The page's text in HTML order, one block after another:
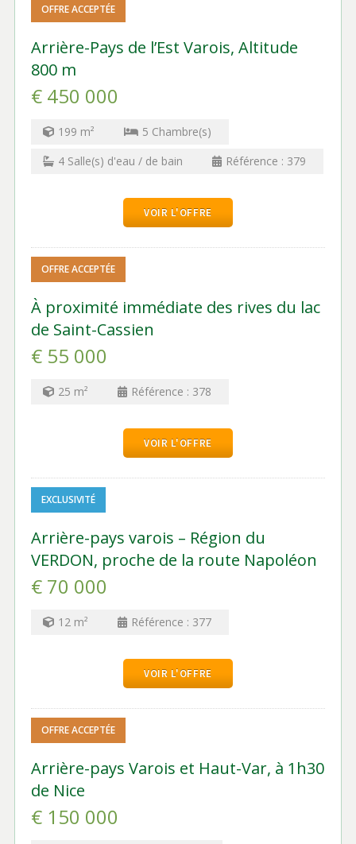
OFFRE ACCEPTÉE
Arrière-Pays de l’Est Varois, Altitude
800 m
€ 450 000
199 m² 5 Chambre(s)
4 Salle(s) d'eau / de bain Référence : 379
VOIR L'OFFRE
OFFRE ACCEPTÉE
À proximité immédiate des rives du lac
de Saint-Cassien
€ 55 000
25 m² Référence : 378
VOIR L'OFFRE
EXCLUSIVITÉ
Arrière-pays varois – Région du
VERDON, proche de la route Napoléon
€ 70 000
12 m² Référence : 377
VOIR L'OFFRE
OFFRE ACCEPTÉE
Arrière-pays Varois et Haut-Var, à 1h30
de Nice
€ 150 000